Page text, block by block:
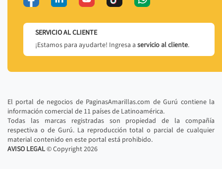
SERVICIO AL CLIENTE
¡Estamos para ayudarte! Ingresa a servicio al cliente.
El portal de negocios de PaginasAmarillas.com de Gurú contiene la
información comercial de 11 países de Latinoamérica.
Todas las marcas registradas son propiedad de la compañía
respectiva o de Gurú. La reproducción total o parcial de cualquier
material contenido en este portal está prohibido.
AVISO LEGAL© Copyright2026